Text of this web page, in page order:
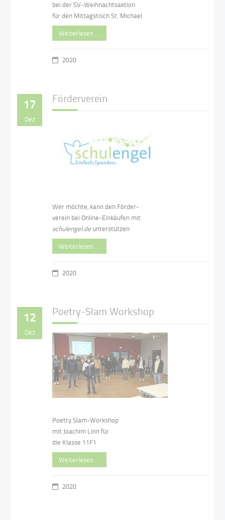
bei der SV-Weihnachtsaktion
für den Mittagstisch St. Michael
Weiterlesen …
2020
17
Dez
Förderverein
Wer möchte, kann den Förder-
verein bei Online-Einkäufen mit
schulengel.de unterstützen
Weiterlesen …
2020
12
Dez
Poetry-Slam Workshop
Poetry Slam-Workshop
mit Joachim Linn für
die Klasse 11F1
Weiterlesen …
2020